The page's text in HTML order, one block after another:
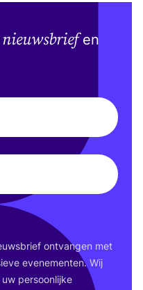
nieuwsbriefen
ont­van­gen met
eve­ne­men­ten. Wij
per­soon­lij­ke